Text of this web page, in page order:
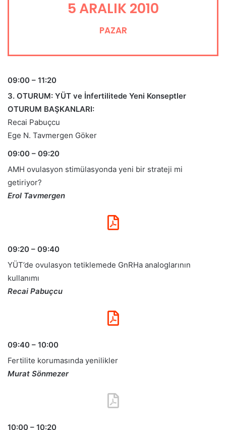
5 ARALIK 2010
PAZAR
09:00 – 11:20
3. OTURUM: YÜT ve İnfertilitede Yeni Konseptler
OTURUM BAŞKANLARI:
Recai Pabuçcu
Ege N. Tavmergen Göker
09:00 – 09:20
AMH ovulasyon stimülasyonda yeni bir strateji mi
getiriyor?
Erol Tavmergen
09:20 – 09:40
YÜT’de ovulasyon tetiklemede GnRHa analoglarının
kullanımı
Recai Pabuçcu
09:40 – 10:00
Fertilite korumasında yenilikler
Murat Sönmezer
10:00 – 10:20